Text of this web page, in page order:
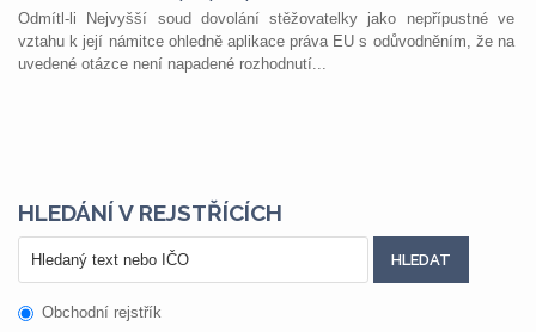
Odmítl-li Nejvyšší soud dovolání stěžovatelky jako nepřípustné ve
vztahu k její námitce ohledně aplikace práva EU s odůvodněním, že na
uvedené otázce není napadené rozhodnutí...
HLEDÁNÍ V REJSTŘÍCÍCH
Obchodní rejstřík